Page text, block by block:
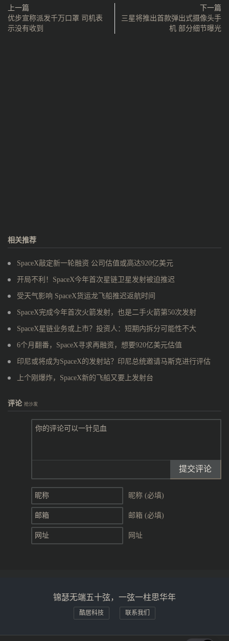
上一篇
优步宣称派发千万口罩 司机表
示没有收到
下一篇
三星将推出首款弹出式摄像头手
机 部分细节曝光
相关推荐
SpaceX敲定新一轮融资 公司估值或高达920亿美元
开局不利！SpaceX今年首次星链卫星发射被迫推迟
受天气影响 SpaceX货运龙飞船推迟返航时间
SpaceX完成今年首次火箭发射，也是二手火箭第50次发射
SpaceX星链业务或上市？投资人：短期内拆分可能性不大
6个月翻番，SpaceX寻求再融资，想要920亿美元估值
印尼或将成为SpaceX的发射站？印尼总统邀请马斯克进行评估
上个刚爆炸，SpaceX新的飞船又要上发射台
评论 抢沙发
提交评论
昵称 (必填)
邮箱 (必填)
网址
锦瑟无端五十弦，一弦一柱思华年
酷居科技 联系我们